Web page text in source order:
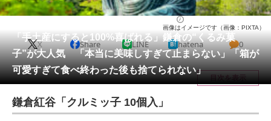
動物 リサーチ
会員記事
メディア
注目記事を集めた総合ページ
ITの今と未来を見通す
「手土産にすると100%喜ばれる」鎌倉の“くるみ菓
子”が大人気 「本当に美味しすぎて止まらない」「箱が
可愛すぎて食べ終わった後も捨てられない」
画像はイメージです（画像：PIXTA）
X Share LINE hatena 0
目次を表示
鎌倉紅谷「クルミッ子 10個入」